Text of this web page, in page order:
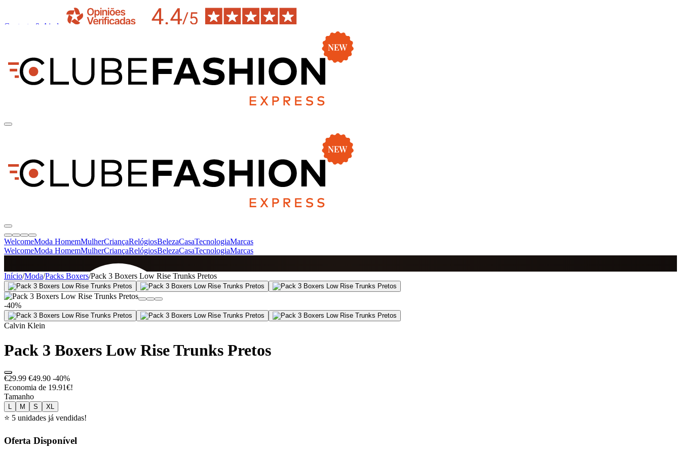
Contacto & Ajuda
WelcomeModa HomemMulherCriançaRelógiosBelezaCasaTecnologiaMarcas
WelcomeModa HomemMulherCriançaRelógiosBelezaCasaTecnologiaMarcas
SINCE 2005
+de 36.000 reviews
Início/Moda/Packs Boxers/Pack 3 Boxers Low Rise Trunks Pretos
-40%
Calvin Klein
Pack 3 Boxers Low Rise Trunks Pretos
€29.99 €49.90 -40%
Economia de 19.91€!
Tamanho
M S XL
⭐ 5 unidades já vendidas!
Oferta Disponível